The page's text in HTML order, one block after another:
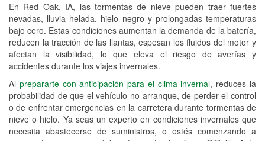
En Red Oak, IA, las tormentas de nieve pueden traer fuertes
nevadas, lluvia helada, hielo negro y prolongadas temperaturas
bajo cero. Estas condiciones aumentan la demanda de la batería,
reducen la tracción de las llantas, espesan los fluidos del motor y
afectan la visibilidad, lo que eleva el riesgo de averías y
accidentes durante los viajes invernales.
Al prepararte con anticipación para el clima invernal, reduces la
probabilidad de que el vehículo no arranque, de perder el control
o de enfrentar emergencias en la carretera durante tormentas de
nieve o hielo. Ya seas un experto en condiciones invernales que
necesita abastecerse de suministros, o estés comenzando a
Programa de Préstamo de
Herramientas
Mezcla de pinturas
Rectificación de tambores y discos de
freno
Mangueras hidráulicas a la medida
Snowstorm Supplies